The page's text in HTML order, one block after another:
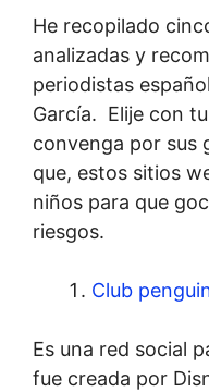
He recopilado
analizadas y
periodistas
García. Elije con
convenga por sus
que, estos sitios
niños para que
riesgos.
Club
Es una red social
fue creada por